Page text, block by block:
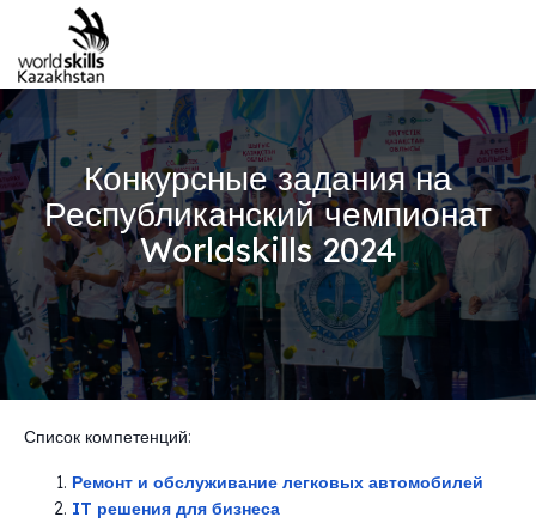
Конкурсные задания на
Республиканский чемпионат
Worldskills 2024
Список компетенций:
Ремонт и обслуживание легковых автомобилей
IT решения для бизнеса